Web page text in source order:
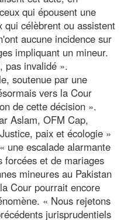
qui épousent une
qui célèbrent ou assistent
aucune incidence sur
impliquant un mineur.
pas invalidé ».
soutenue par une
vers la Cour
de cette décision ».
Aslam, OFM Cap,
paix et écologie »
une escalade alarmante
forcées et de mariages
mineures au Pakistan
Cour pourrait encore
« Nous rejetons
jurisprudentiels